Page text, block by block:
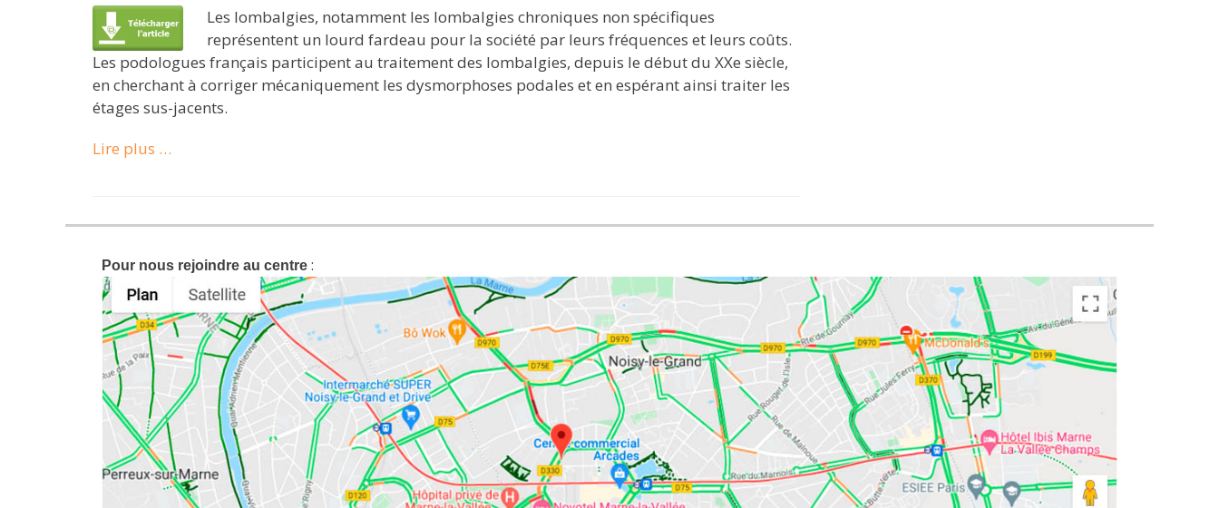
Les lombalgies, notamment les lombalgies chroniques non spécifiques
représentent un lourd fardeau pour la société par leurs fréquences et leurs coûts.
Les podologues français participent au traitement des lombalgies, depuis le début du XXe siècle,
en cherchant à corriger mécaniquement les dysmorphoses podales et en espérant ainsi traiter les
étages sus-jacents.
Lire plus …
Pour nous rejoindre au centre :